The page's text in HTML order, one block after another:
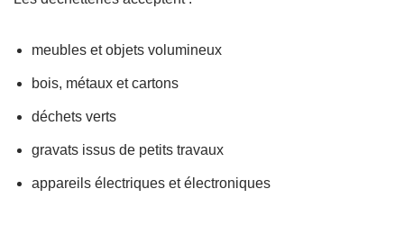
meubles et objets volumineux
bois, métaux et cartons
déchets verts
gravats issus de petits travaux
appareils électriques et électroniques